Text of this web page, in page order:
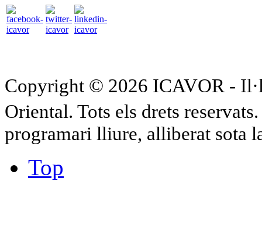
Copyright © 2026 ICAVOR -
Oriental. Tots els drets
programari lliure, alliberat sota
Top